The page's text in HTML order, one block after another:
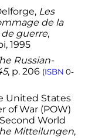
Les
de la
guerre,
1995
Russian-
, p. 206 (ISBN 0-
United States
of War (POW)
World
Mitteilungen,